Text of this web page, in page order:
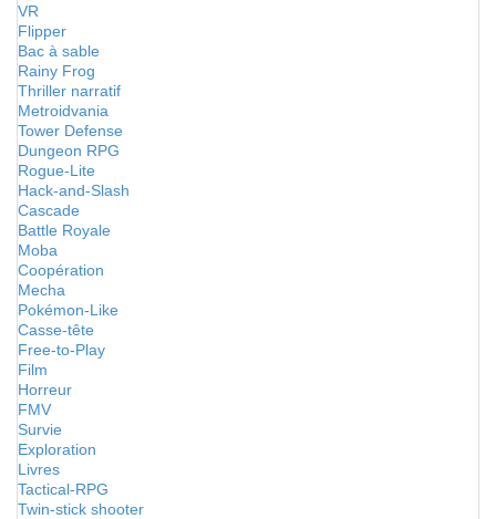
VR
Flipper
Bac à sable
Rainy Frog
Thriller narratif
Metroidvania
Tower Defense
Dungeon RPG
Rogue-Lite
Hack-and-Slash
Cascade
Battle Royale
Moba
Coopération
Mecha
Pokémon-Like
Casse-tête
Free-to-Play
Film
Horreur
FMV
Survie
Exploration
Livres
Tactical-RPG
Twin-stick shooter